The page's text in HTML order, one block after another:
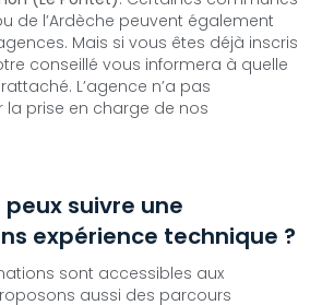
de l’Ardèche peuvent également
Mais si vous êtes déjà inscris
conseillé vous informera à quelle
L’agence n’a pas
la prise en charge de nos
suivre une
expérience technique ?
sont accessibles aux
aussi des parcours